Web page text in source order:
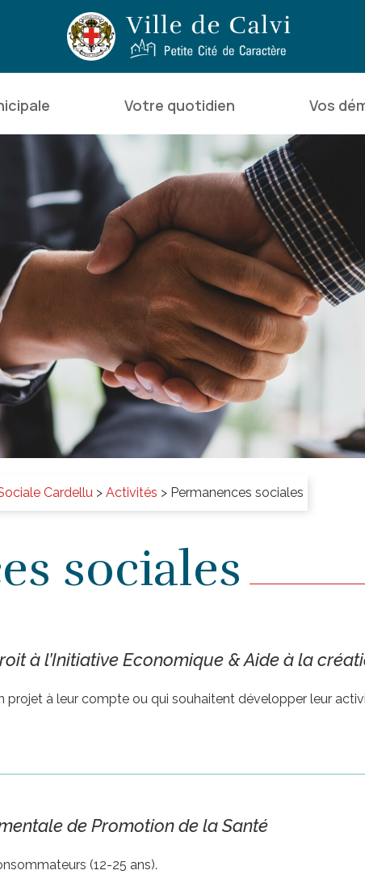
Votre quotidien Vos
Cardellu >Activités > Permanences sociales
sociales
à l’Initiative Economique & Aide à la
projet à leur compte ou qui souhaitent développer leur
de Promotion de la Santé
(12-25 ans).